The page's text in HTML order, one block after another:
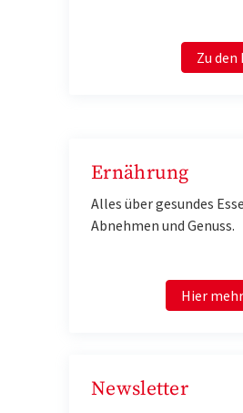
Zu
Ernährung
Alles über gesundes
Abnehmen und Genuss.
Hier
Newsletter